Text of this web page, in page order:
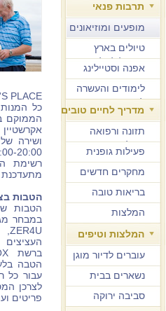
תרבות פנאי
מופעים ומוזיאונים
טיולים בארץ
ובחו"ל לגיל הזהב
אפנה וסטיילינג
לימודים והעשרה
למבוגרים
מדריך לחיים טובים
תזונה ורפואה
משלימה
פעילות גופנית
מחקרים חדשים
בריאות טובה
המלצות
המלצות וטיפים
עוברים לדיור מוגן
נשארים בבית
סביבה ירוקה
PLACE
כל
הממוקם
ושירה
20:00.
רשימת
מתעדכנת
הטבות
הטבות
במבחר
ZER4U
ברשת
הטבה
עבור כל
פריטים